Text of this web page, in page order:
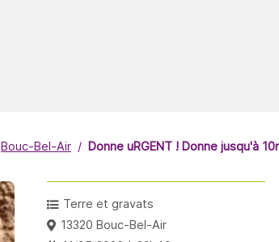
Bouc-Bel-Air Donne uRGENT ! Donne jusqu'à
Terre et gravats
13320 Bouc-Bel-Air